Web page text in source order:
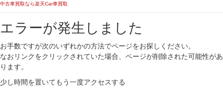
中古車買取なら楽天Car車買取
エラーが発生しました
お手数ですが次のいずれかの方法でページをお探しください。
なおリンクをクリックされていた場合、ページが削除された可能性があ
ります。
少し時間を置いてもう一度アクセスする